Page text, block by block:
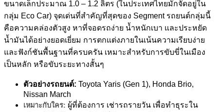
ขนาดเล็กประมาณ 1.0 – 1.2 ลิตร (ในประเทศไทยมักจัดอยู่ใน
กลุ่ม Eco Car) จุดเด่นที่สำคัญที่สุดของ Segment รถยนต์กลุ่มนี้
คือความคล่องตัวสูง หาที่จอดรถง่าย น้ำหนักเบา และประหยัด
น้ำมันได้อย่างยอดเยี่ยม การตกแต่งภายในเน้นความเรียบง่าย
และฟังก์ชันพื้นฐานที่ครบครัน เหมาะสำหรับการขับขี่ในเมือง
เป็นหลัก หรือขับระยะทางสั้นๆ
ตัวอย่างรถยนต์: Toyota Yaris (Gen 1), Honda Brio,
Nissan March
เหมาะกับใคร: ผู้ที่ต้องการ เช่ารถรายวัน เพื่อทำธุระใน